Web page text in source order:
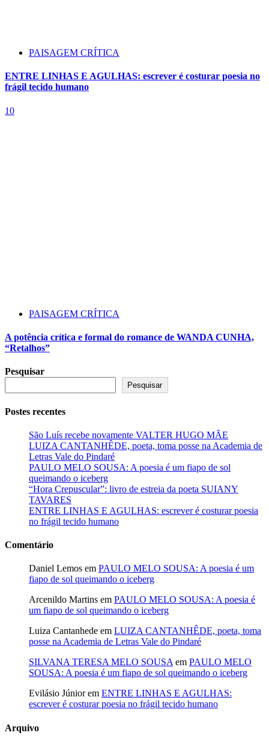
PAISAGEM CRÍTICA
ENTRE LINHAS E AGULHAS: escrever é costurar poesia no
frágil tecido humano
10
PAISAGEM CRÍTICA
A potência crítica e formal do romance de WANDA CUNHA,
“Retalhos”
Pesquisar
Pesquisar
Postes recentes
São Luís recebe novamente VALTER HUGO MÃE
LUIZA CANTANHÊDE, poeta, toma posse na Academia de
Letras Vale do Pindaré
PAULO MELO SOUSA: A poesia é um fiapo de sol
queimando o iceberg
“Hora Crepuscular”: livro de estreia da poeta SUIANY
TAVARES
ENTRE LINHAS E AGULHAS: escrever é costurar poesia
no frágil tecido humano
Comentário
Daniel Lemos em PAULO MELO SOUSA: A poesia é um
fiapo de sol queimando o iceberg
Arcenildo Martins em PAULO MELO SOUSA: A poesia é
um fiapo de sol queimando o iceberg
Luiza Cantanhede em LUIZA CANTANHÊDE, poeta, toma
posse na Academia de Letras Vale do Pindaré
SILVANA TERESA MELO SOUSA em PAULO MELO
SOUSA: A poesia é um fiapo de sol queimando o iceberg
Evilásio Júniorem ENTRE LINHAS E AGULHAS:
escrever é costurar poesia no frágil tecido humano
Arquivo